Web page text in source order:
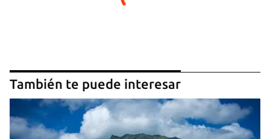
También te puede interesar